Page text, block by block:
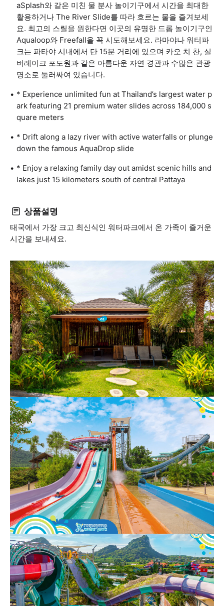
aSplash와 같은 미친 물 분사 놀이기구에서 시간을 최대한
활용하거나 The River Slide를 따라 흐르는 물을 즐겨보세
요. 최고의 스릴을 원한다면 이곳의 유명한 드롭 놀이기구인
Aqualoop와 Freefall을 꼭 시도해보세요. 라마야나 워터파
크는 파타야 시내에서 단 15분 거리에 있으며 카오 치 찬, 실
버레이크 포도원과 같은 아름다운 자연 경관과 수많은 관광
명소로 둘러싸여 있습니다.
* Experience unlimited fun at Thailand’s largest water p
ark featuring 21 premium water slides across 184,000 s
quare meters
* Drift along a lazy river with active waterfalls or plunge
down the famous AquaDrop slide
* Enjoy a relaxing family day out amidst scenic hills and
lakes just 15 kilometers south of central Pattaya
상품설명
태국에서 가장 크고 최신식인 워터파크에서 온 가족이 즐거운
시간을 보내세요.